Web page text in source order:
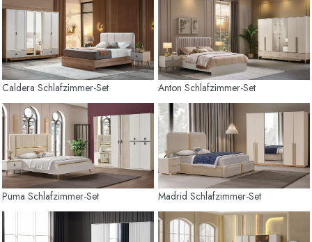
Caldera Schlafzimmer-Set Anton Schlafzimmer-Set
Puma Schlafzimmer-Set Madrid Schlafzimmer-Set